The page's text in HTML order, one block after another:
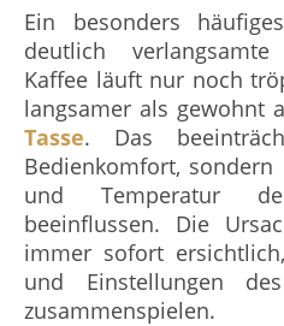
Ein besonders
deutlich
Kaffee läuft nur noch
langsamer als gewohnt
Tasse. Das
Bedienkomfort, sondern
und Temperatur
beeinflussen. Die
immer sofort
und Einstellungen
zusammenspielen.